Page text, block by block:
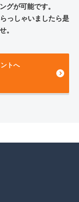
グが可能です。
っしゃいましたら是
。
トへ